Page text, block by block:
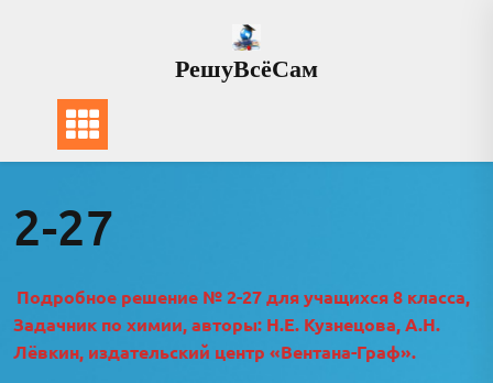
РешуВсёСам
2-27
Подробное решение № 2-27 для учащихся 8 класса,
Задачник по химии, авторы: Н.Е. Кузнецова, А.Н.
Лёвкин, издательский центр «Вентана-Граф».